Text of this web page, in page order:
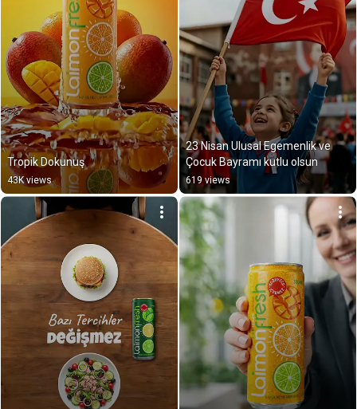
Tropik Dokunuş
43K views
23 Nisan Ulusal Egemenlik ve
Çocuk Bayramı kutlu olsun
619 views